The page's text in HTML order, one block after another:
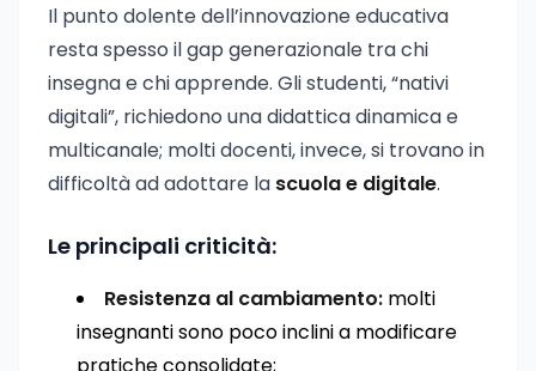
Il punto dolente dell’innovazione educativa
resta spesso il gap generazionale tra chi
insegna e chi apprende. Gli studenti, “nativi
digitali”, richiedono una didattica dinamica e
multicanale; molti docenti, invece, si trovano in
difficoltà ad adottare la scuola e digitale.
Le principali criticità:
Resistenza al cambiamento: molti
insegnanti sono poco inclini a modificare